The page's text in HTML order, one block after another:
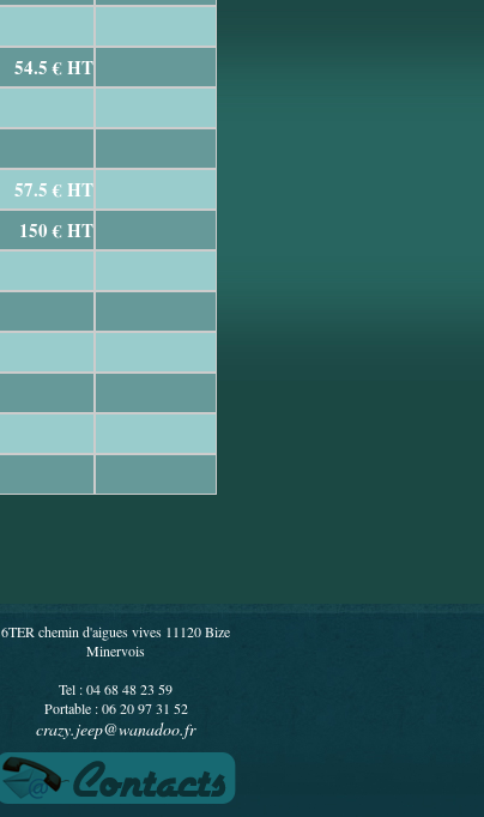
54.5 € HT
57.5 € HT
150 € HT
6TER chemin d'aigues vives 11120 Bize
Minervois
Tel : 04 68 48 23 59
Portable : 06 20 97 31 52
crazy.jeep@wanadoo.fr